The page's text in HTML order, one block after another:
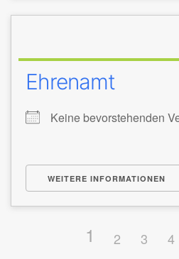
Ehrenamt
Keine bevorstehenden
WEITERE INFORMATIONEN
1 2 3 4